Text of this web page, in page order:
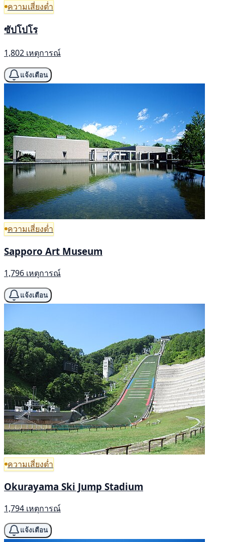
ความเสี่ยงต่ำ
ซัปโปโร
1,802 เหตุการณ์
แจ้งเตือน
ความเสี่ยงต่ำ
Sapporo Art Museum
1,796 เหตุการณ์
แจ้งเตือน
ความเสี่ยงต่ำ
Okurayama Ski Jump Stadium
1,794 เหตุการณ์
แจ้งเตือน